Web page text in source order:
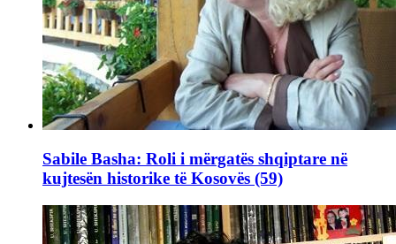
Sabile Basha: Roli i mërgatës shqiptare në
kujtesën historike të Kosovës (59)